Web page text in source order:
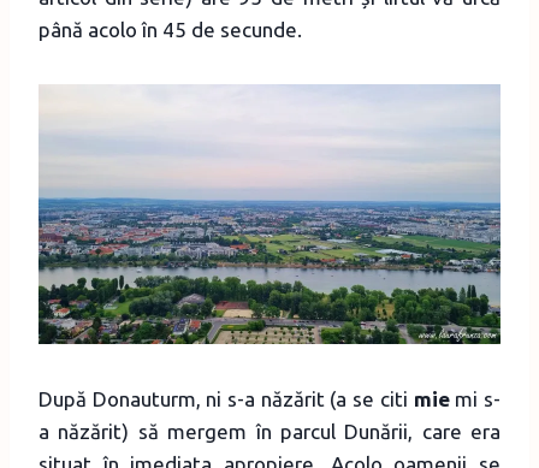
până acolo în 45 de secunde.
După Donauturm, ni s-a năzărit (a se citi miemi s-
a năzărit) să mergem în parcul Dunării, care era